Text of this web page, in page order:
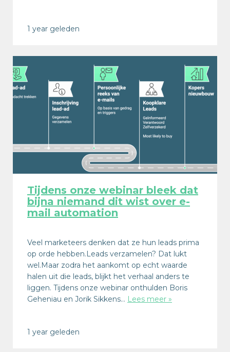
1 year geleden
Tijdens onze webinar bleek dat
bijna niemand dit wist over e-
mail automation
Veel marketeers denken dat ze hun leads prima
op orde hebben.Leads verzamelen? Dat lukt
wel.Maar zodra het aankomt op echt waarde
halen uit die leads, blijkt het verhaal anders te
liggen. Tijdens onze webinar onthulden Boris
Geheniau en Jorik Sikkens… Lees meer »
1 year geleden